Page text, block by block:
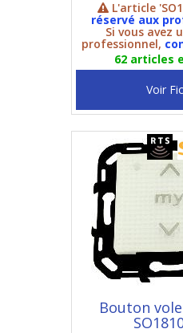
L'article
réservé aux
Si vous avez
professionnel,
62 articles
Voir
Bouton